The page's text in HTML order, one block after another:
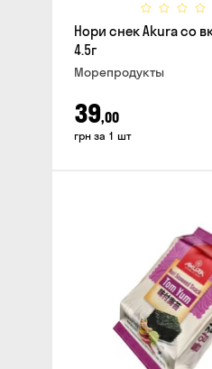
Нори снек Akura со
4.5г
Морепродукты
39,00
грн за 1 шт